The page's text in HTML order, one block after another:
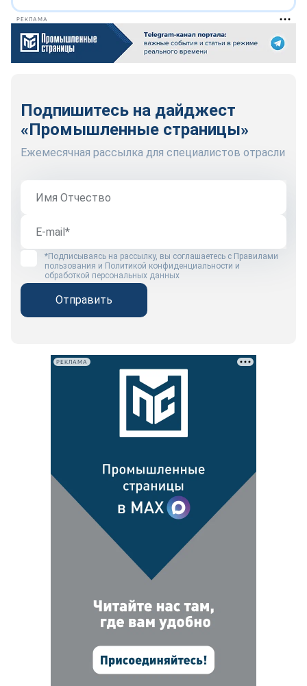
РЕКЛАМА
Подпишитесь на дайджест
«Промышленные страницы»
Ежемесячная рассылка для специалистов отрасли
*Подписываясь на рассылку, вы соглашаетесь с Правилами
пользования и Политикой конфиденциальности и
обработкой персональных данных
Отправить
РЕКЛАМА